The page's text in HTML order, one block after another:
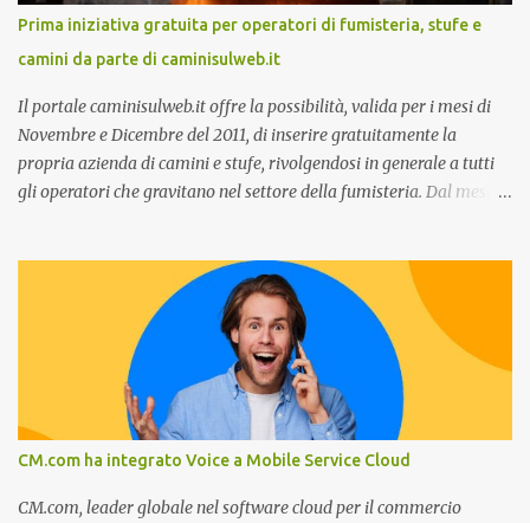
stato dell’arte e i punti di miglioramento, quali i molteplici canali di
comunicazione e quali utilizzare in ottica di miglioramento, le
previsioni da oggi al 2030 su come rispondere alle aspettative del
c...
Prima iniziativa gratuita per operatori di fumisteria, stufe e
camini da parte di caminisulweb.it
Il portale caminisulweb.it offre la possibilità, valida per i mesi di
Novembre e Dicembre del 2011, di inserire gratuitamente la
propria azienda di camini e stufe, rivolgendosi in generale a tutti
gli operatori che gravitano nel settore della fumisteria. Dal mese di
impianti di riscaldamento, stufe e camini, e fumisteria in generale
offre la registrazione gratuita a vantaggio di tutte le aziende
operanti nel settore. E’ possibile infatti all’interno del sito inserire
gratuitamente i propri dati aziendali, indirizzi, recapiti, recensione
(che verrà corretta, migliorata e modificata all’occorrenza da
redattori specializzati), immagini dei prodotti e fino a un massimo
di 5 servizi e prodotti specificandone uno o più principali. Le
aziende vengono ordinate all’interno delle varie categorie in base a
un algoritmo di ordina...
CM.com ha integrato Voice a Mobile Service Cloud
CM.com, leader globale nel software cloud per il commercio